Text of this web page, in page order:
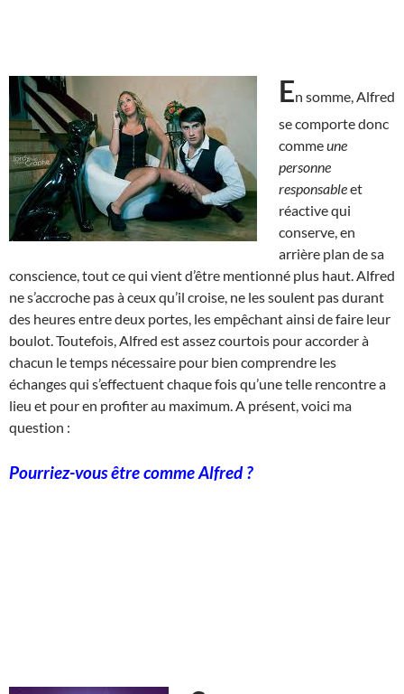
En somme, Alfred
se comporte donc
commeune
personne
responsableet
réactive qui
conserve, en
arrière plan de sa
conscience, tout ce qui vient d’être mentionné plus haut. Alfred
ne s’accroche pas à ceux qu’il croise, ne les soulent pas durant
des heures entre deux portes, les empêchant ainsi de faire leur
boulot. Toutefois, Alfred est assez courtois pour accorder à
chacun le temps nécessaire pour bien comprendre les
échanges qui s’effectuent chaque fois qu’une telle rencontre a
lieu et pour en profiter au maximum. A présent, voici ma
question :
Pourriez-vous être comme Alfred ?